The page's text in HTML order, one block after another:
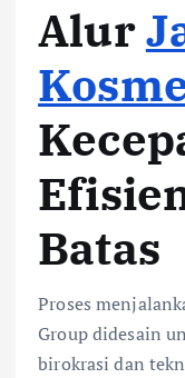
Alur
Batas
Proses
Group didesain
birokrasi dan